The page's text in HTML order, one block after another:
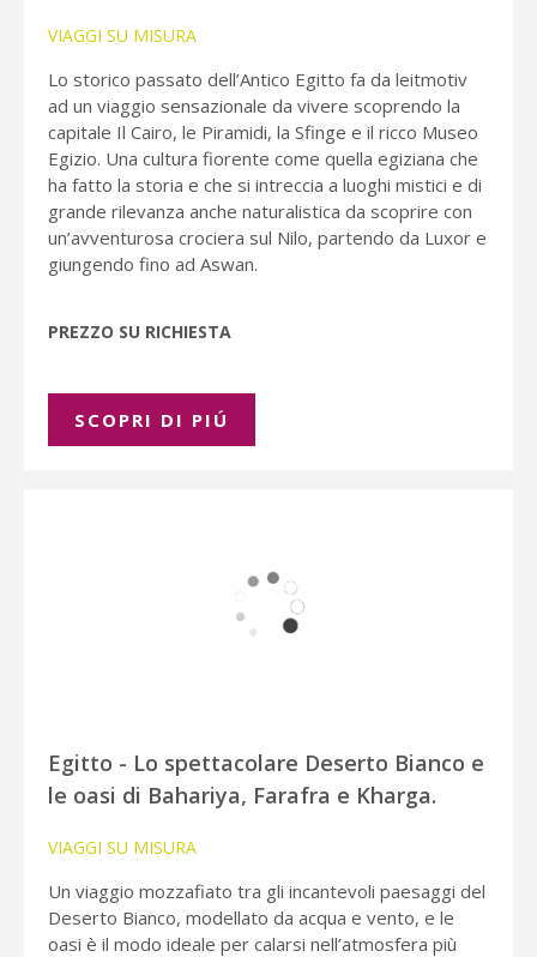
VIAGGI SU MISURA
Lo storico passato dell’Antico Egitto fa da leitmotiv
ad un viaggio sensazionale da vivere scoprendo la
capitale Il Cairo, le Piramidi, la Sfinge e il ricco Museo
Egizio. Una cultura fiorente come quella egiziana che
ha fatto la storia e che si intreccia a luoghi mistici e di
grande rilevanza anche naturalistica da scoprire con
un’avventurosa crociera sul Nilo, partendo da Luxor e
giungendo fino ad Aswan.
PREZZO SU RICHIESTA
SCOPRI DI PIÚ
Egitto - Lo spettacolare Deserto Bianco e
le oasi di Bahariya, Farafra e Kharga.
VIAGGI SU MISURA
Un viaggio mozzafiato tra gli incantevoli paesaggi del
Deserto Bianco, modellato da acqua e vento, e le
oasi è il modo ideale per calarsi nell’atmosfera più